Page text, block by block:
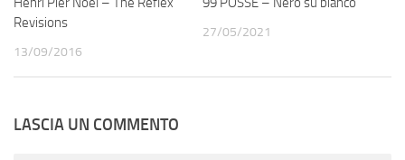
Revisions
13/09/2016
27/05/2021
LASCIA UN COMMENTO